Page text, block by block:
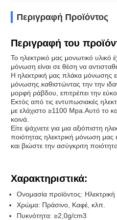
Περιγραφή Προϊόντος
Περιγραφή του
Το ηλεκτρικό μας μονωτικό υλικό
μόνωση είναι σε θέση να
Η ηλεκτρική μας πλάκα μόνωσης
μόνωσης.καθιστώντας την την
μορφή ράβδου, επιτρέπει την
Εκτός από τις εντυπωσιακές
με ελάχιστο ≥1100 Mpa.Αυτό το
κοινά.
Είτε ψάχνετε για μια αξιόπιστη
ποιότητας ηλεκτρική μόνωση μας
και βιώστε την ασύγκριτη
Χαρακτηριστικά:
Ονομασία προϊόντος:
Χρώμα: Πράσινο, Καφέ, κλπ.
Πυκνότητα: ≥2,0g/cm3